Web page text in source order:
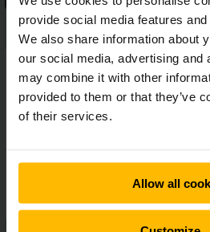
provide social media features
We also share information about
our social media, advertising and
may combine it with other
provided to them or that they’ve
of their services.
Allow all